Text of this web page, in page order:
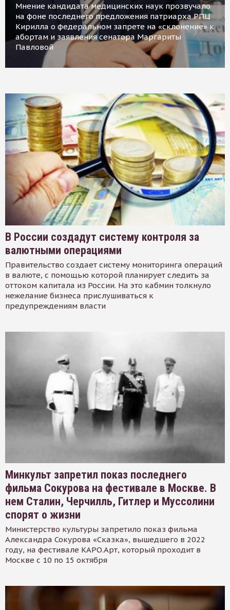
Мнение кандидата медицинских наук прозвучало
на фоне последнего предложения патриарха РПЦ
Кирилла о федеральном запрете на «склонение» к
абортам и заявления сенатора Маргариты
Павловой
В России создадут систему контроля за
валютными операциями
Правительство создает систему мониторинга операций
в валюте, с помощью которой планирует следить за
оттоком капитала из России. На это кабмин толкнуло
нежелание бизнеса прислушиваться к
предупреждениям власти
Минкульт запретил показ последнего
фильма Сокурова на фестивале в Москве. В
нем Сталин, Черчилль, Гитлер и Муссолини
спорят о жизни
Министерство культуры запретило показ фильма
Александра Сокурова «Сказка», вышедшего в 2022
году, на фестивале КАРО.Арт, который проходит в
Москве с 10 по 15 октября